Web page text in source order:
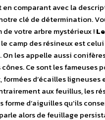
en comparant avec la
clé de détermination.
de votre arbre mystérieux !
camp des résineux est
On les appelle aussi
Ce sont les fameuses
formées d’écailles ligneuses
aux feuillus, les
forme d’aiguilles qu’ils
alors de feuillage